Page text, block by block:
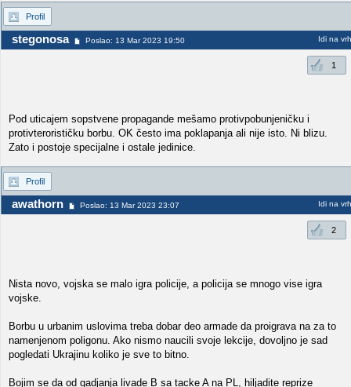
Profil
stegonosa Poslao: 13 Mar 2023 19:50 Idi na vrh
1
Pod uticajem sopstvene propagande mešamo protivpobunjeničku i
protivterorističku borbu. OK često ima poklapanja ali nije isto. Ni blizu.
Zato i postoje specijalne i ostale jedinice.
Profil
awathorn Poslao: 13 Mar 2023 23:07 Idi na vrh
2
Nista novo, vojska se malo igra policije, a policija se mnogo vise igra
vojske.
Borbu u urbanim uslovima treba dobar deo armade da proigrava na za to
namenjenom poligonu. Ako nismo naucili svoje lekcije, dovoljno je sad
pogledati Ukrajinu koliko je sve to bitno.
Bojim se da od gadjanja livade B sa tacke A na PL, hiljadite reprize